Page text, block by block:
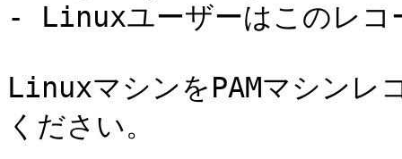
- Linuxユーザーはこのレコ
LinuxマシンをPAMマシンレ
ください。